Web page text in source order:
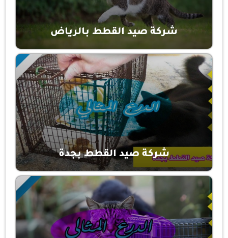
شركة صيد القطط بالرياض
شركة صيد القطط بجدة